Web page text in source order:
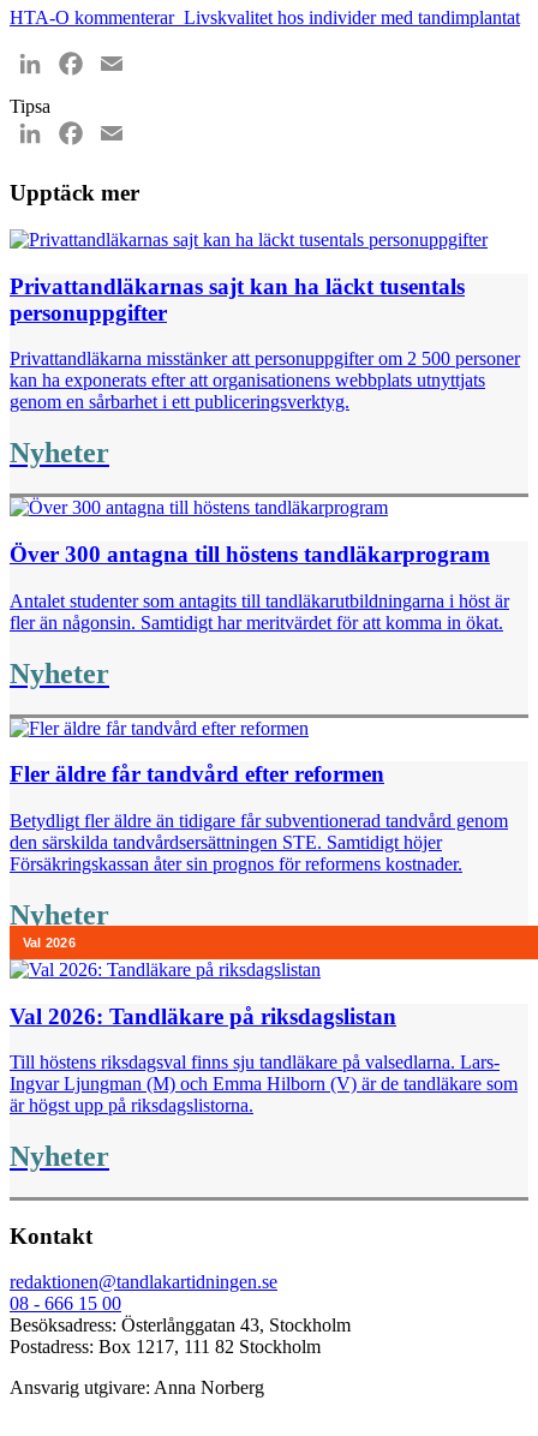
HTA-O kommenterar_Livskvalitet hos individer med tandimplantat
LinkedInFacebook
Tipsa
LinkedInFacebook
Upptäck mer
Privattandläkarnas sajt kan ha läckt tusentals
personuppgifter
Privattandläkarna misstänker att personuppgifter om 2 500 personer
kan ha exponerats efter att organisationens webbplats utnyttjats
genom en sårbarhet i ett publiceringsverktyg.
Nyheter
Över 300 antagna till höstens tandläkarprogram
Antalet studenter som antagits till tandläkarutbildningarna i höst är
fler än någonsin. Samtidigt har meritvärdet för att komma in ökat.
Nyheter
Fler äldre får tandvård efter reformen
Betydligt fler äldre än tidigare får subventionerad tandvård genom
den särskilda tandvårdsersättningen STE. Samtidigt höjer
Försäkringskassan åter sin prognos för reformens kostnader.
Nyheter
Val 2026: Tandläkare på riksdagslistan
Till höstens riksdagsval finns sju tandläkare på valsedlarna. Lars-
Ingvar Ljungman (M) och Emma Hilborn (V) är de tandläkare som
är högst upp på riksdagslistorna.
Nyheter
Kontakt
redaktionen@tandlakartidningen.se
08 - 666 15 00
Besöksadress: Österlånggatan 43, Stockholm
Postadress: Box 1217, 111 82 Stockholm
Ansvarig utgivare: Anna Norberg